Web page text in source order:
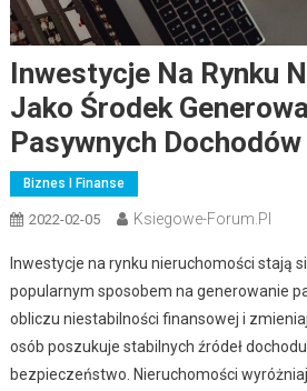
Inwestycje Na Rynku
Jako Środek
Pasywnych Dochodów
Biznes I Finanse
2022-02-05 Ksiegowe-Forum.pl
Inwestycje na rynku nieruchomości stają
popularnym sposobem na generowanie
obliczu niestabilności finansowej i
osób poszukuje stabilnych źródeł
bezpieczeństwo. Nieruchomości